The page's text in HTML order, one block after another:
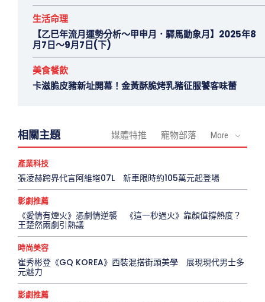
生活命理
【乙巳年流月運勢分析～甲申月．驛馬動象月】2025年8
月7日～9月7日(下)
美食餐飲
卡滋脆皮豬新址開幕！金黃酥脆烤乳豬征服饕客味蕾
相關主題 媒體特推 寵物部落 More
產業科技
張淩赫跨界代言阿維塔07L 新車限時約105萬元起登場
影劇推薦
《愛情有煙火》憑劇情逆襲 《這一秒過火》靠顏值撐熱度？
王楚然兩劇引熱議
時尚美容
崔秀彬登《GQ KOREA》西裝混搭街頭美學 展現現代男士多
元魅力
影劇推薦